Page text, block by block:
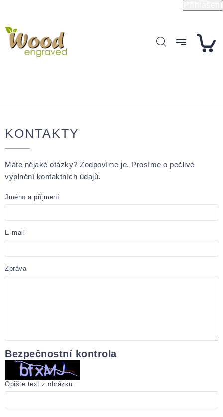
KONTAKTY
Máte nějaké otázky? Zodpovíme je. Prosíme o pečlivé
vyplnění kontaktních údajů.
Jméno a příjmení
E-mail
Zpráva
Bezpečnostní kontrola
Opište text z obrázku